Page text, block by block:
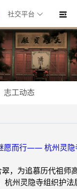
社交平台
志工动态
愿而行—— 杭州灵隐
，为追慕历代祖师
杭州灵隐寺组织护